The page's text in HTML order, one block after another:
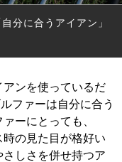
分に合うアイアン」
ンを使っているだ
ファーは自分に合う
ーにとっても、
時の見た目が格好い
しさを併せ持つア